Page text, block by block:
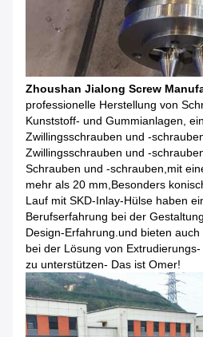
Zhoushan Jialong Screw
professionelle Herstellung von
Kunststoff- und Gummianlagen,
Zwillingsschrauben und -
Zwillingsschrauben und -
Schrauben und -schrauben,mit
mehr als 20 mm,Besonders
Lauf mit SKD-Inlay-Hülse haben
Berufserfahrung bei der
Design-Erfahrung.und bieten
bei der Lösung von
zu unterstützen- Das ist Omer!